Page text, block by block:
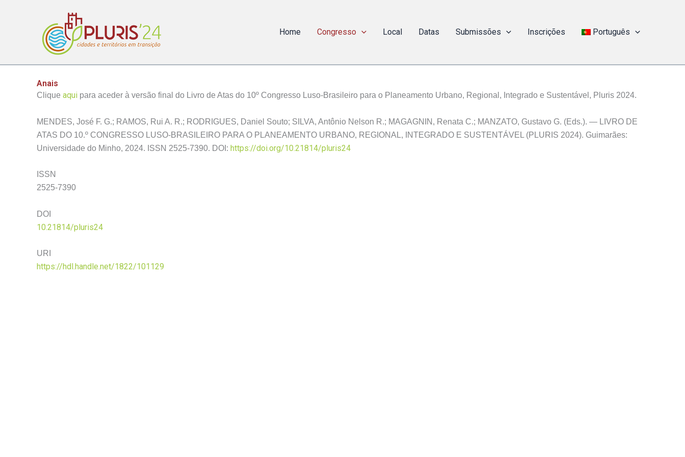
Home Congresso Local Datas Submissões Inscrições Português
Anais
Clique aqui para aceder à versão final do Livro de Atas do 10º Congresso Luso-Brasileiro para o Planeamento Urbano, Regional, Integrado e Sustentável, Pluris 2024.
MENDES, José F. G.; RAMOS, Rui A. R.; RODRIGUES, Daniel Souto; SILVA, Antônio Nelson R.; MAGAGNIN, Renata C.; MANZATO, Gustavo G. (Eds.). — LIVRO DE
ATAS DO 10.º CONGRESSO LUSO-BRASILEIRO PARA O PLANEAMENTO URBANO, REGIONAL, INTEGRADO E SUSTENTÁVEL (PLURIS 2024). Guimarães:
Universidade do Minho, 2024. ISSN 2525-7390. DOI: https://doi.org/10.21814/pluris24
ISSN
2525-7390
DOI
10.21814/pluris24
URI
https://hdl.handle.net/1822/101129